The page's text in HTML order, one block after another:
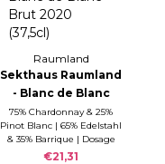
Raumland
Sekthaus Raumland
- Blanc de Blanc
Brut 2020 (37,5cl)
75% Chardonnay & 25%
Pinot Blanc | 65% Edelstahl
& 35% Barrique | Dosage
3,0 g/l & Säure: 6,9 g/l
€21,31